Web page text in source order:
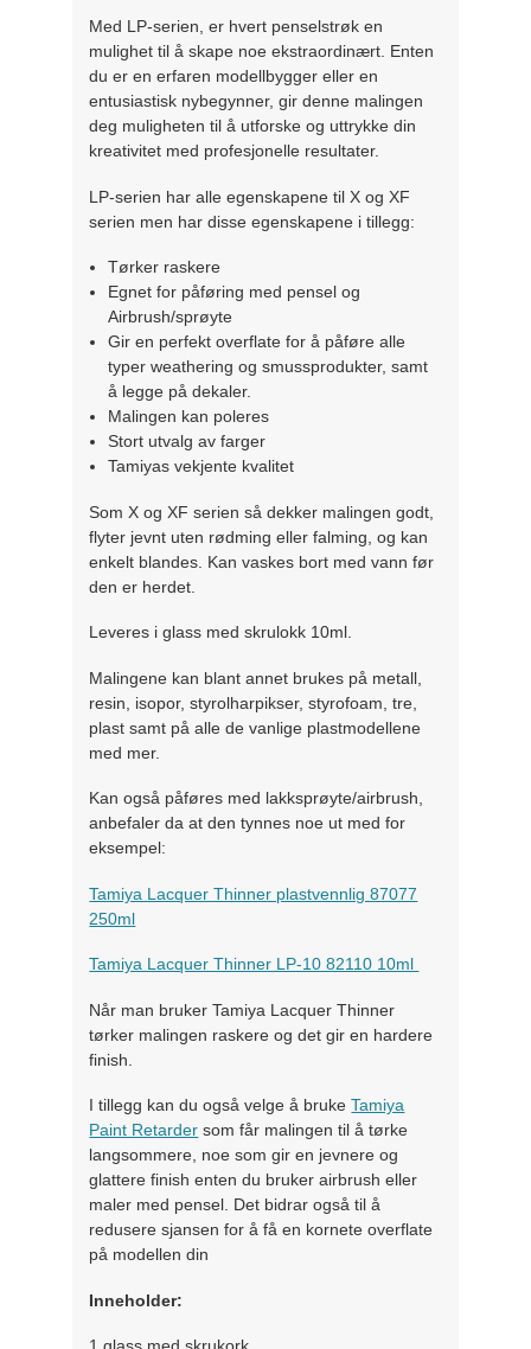
Med LP-serien, er hvert penselstrøk en
mulighet til å skape noe ekstraordinært. Enten
du er en erfaren modellbygger eller en
entusiastisk nybegynner, gir denne malingen
deg muligheten til å utforske og uttrykke din
kreativitet med profesjonelle resultater.
LP-serien har alle egenskapene til X og XF
serien men har disse egenskapene i tillegg:
Tørker raskere
Egnet for påføring med pensel og
Airbrush/sprøyte
Gir en perfekt overflate for å påføre alle
typer weathering og smussprodukter, samt
å legge på dekaler.
Malingen kan poleres
Stort utvalg av farger
Tamiyas vekjente kvalitet
Som X og XF serien så dekker malingen godt,
flyter jevnt uten rødming eller falming, og kan
enkelt blandes. Kan vaskes bort med vann før
den er herdet.
Leveres i glass med skrulokk 10ml.
Malingene kan blant annet brukes på metall,
resin, isopor, styrolharpikser, styrofoam, tre,
plast samt på alle de vanlige plastmodellene
med mer.
Kan også påføres med lakksprøyte/airbrush,
anbefaler da at den tynnes noe ut med for
eksempel:
Tamiya Lacquer Thinner plastvennlig 87077
250ml
Tamiya Lacquer Thinner LP-10 82110 10ml
Når man bruker Tamiya Lacquer Thinner
tørker malingen raskere og det gir en hardere
finish.
I tillegg kan du også velge å brukeTamiya
Paint Retarder som får malingen til å tørke
langsommere, noe som gir en jevnere og
glattere finish enten du bruker airbrush eller
maler med pensel. Det bidrar også til å
redusere sjansen for å få en kornete overflate
på modellen din
Inneholder: